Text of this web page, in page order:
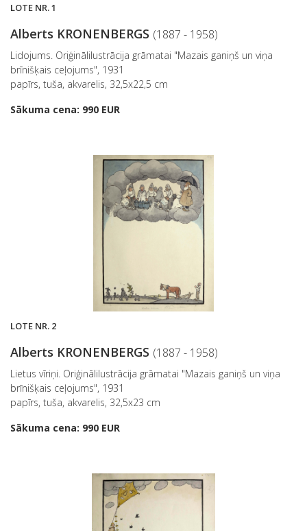
LOTE NR. 1
Alberts KRONENBERGS (1887 - 1958)
Lidojums. Oriģinālilustrācija grāmatai "Mazais ganiņš un viņa
brīnišķais ceļojums", 1931
papīrs, tuša, akvarelis, 32,5x22,5 cm
Sākuma cena: 990 EUR
LOTE NR. 2
Alberts KRONENBERGS (1887 - 1958)
Lietus vīriņi. Oriģinālilustrācija grāmatai "Mazais ganiņš un viņa
brīnišķais ceļojums", 1931
papīrs, tuša, akvarelis, 32,5x23 cm
Sākuma cena: 990 EUR